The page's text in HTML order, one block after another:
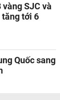
SJC và
tăng tới 6
Quốc sang